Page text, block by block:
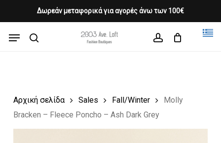
Δωρεάν μεταφορικά για αγορές άνω των 100€
content
Menu
Cart CLOSE
CART
Αρχική σελίδα Sales Fall/Winter
Molly
Bracken – Fleece Poncho – Ash Dark Grey
Close